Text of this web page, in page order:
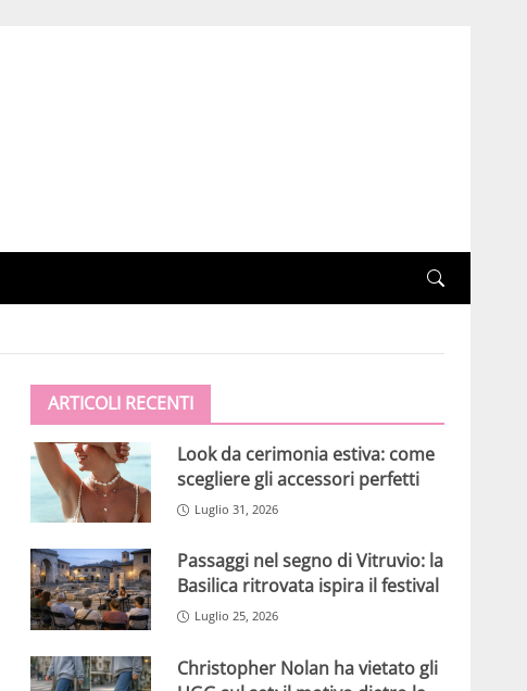
ARTICOLI RECENTI
Look da cerimonia estiva: come
scegliere gli accessori perfetti
Luglio 31, 2026
Passaggi nel segno di Vitruvio: la
Basilica ritrovata ispira il festival
Luglio 25, 2026
Christopher Nolan ha vietato gli